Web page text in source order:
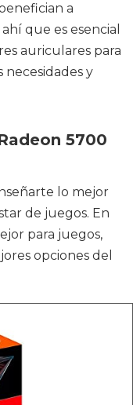
a
que es esencial
auriculares para
y
5700
lo mejor
de juegos. En
para juegos,
opciones del